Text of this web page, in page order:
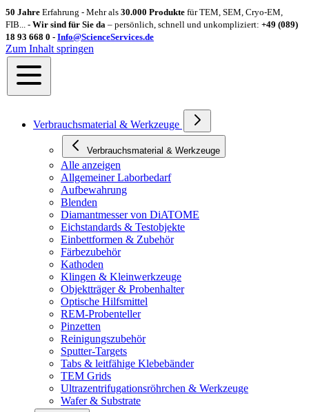
50 Jahre Erfahrung - Mehr als 30.000 Produkte für TEM, SEM, Cryo-EM,
FIB... - Wir sind für Sie da – persönlich, schnell und unkompliziert: +49 (089)
18 93 668 0 - Info@ScienceServices.de
Zum Inhalt springen
Verbrauchsmaterial & Werkzeuge
Verbrauchsmaterial & Werkzeuge
Alle anzeigen
Allgemeiner Laborbedarf
Aufbewahrung
Blenden
Diamantmesser von DiATOME
Eichstandards & Testobjekte
Einbettformen & Zubehör
Färbezubehör
Kathoden
Klingen & Kleinwerkzeuge
Objektträger & Probenhalter
Optische Hilfsmittel
REM-Probenteller
Pinzetten
Reinigungszubehör
Sputter-Targets
Tabs & leitfähige Klebebänder
TEM Grids
Ultrazentrifugationsröhrchen & Werkzeuge
Wafer & Substrate